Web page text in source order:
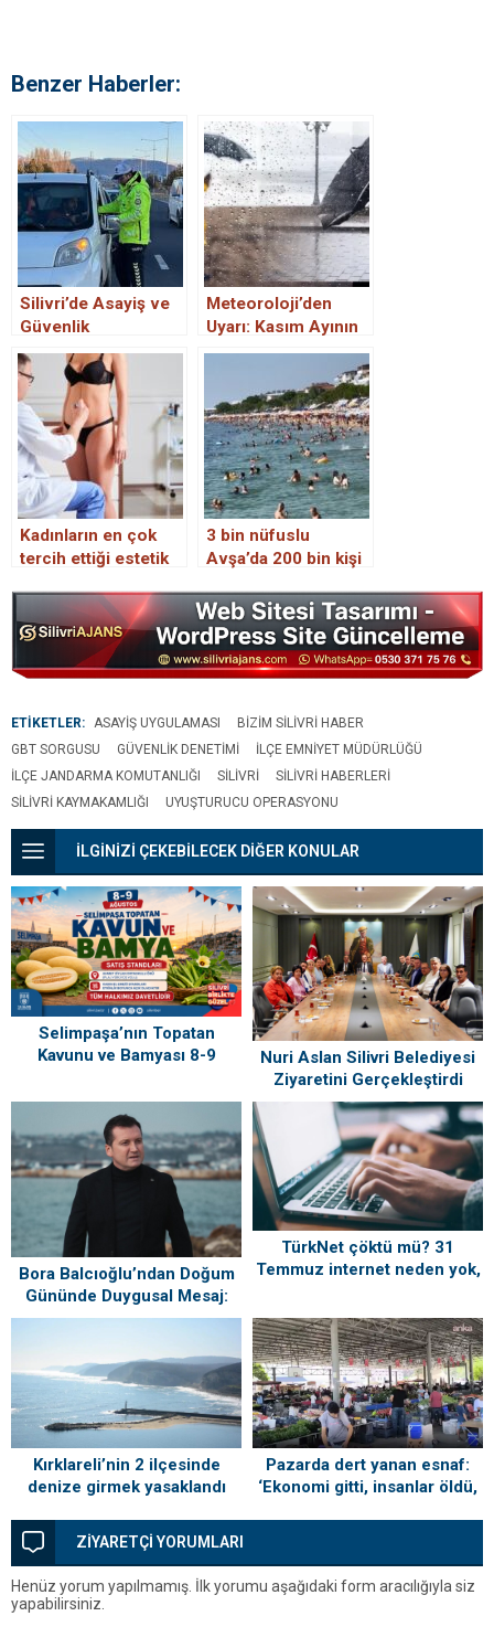
Benzer Haberler:
Silivri’de Asayiş ve
Güvenlik
Uygulamaları
Meteoroloji’den
Uyarı: Kasım Ayının
İlk Haftasında
Yağışlar Etkili Olacak
Kadınların en çok
tercih ettiği estetik
3 bin nüfuslu
Avşa’da 200 bin kişi
ETİKETLER: ASAYIŞ UYGULAMASI
BIZIM SILIVRI HABER
GBT SORGUSU
GÜVENLIK DENETIMI
İLÇE EMNIYET MÜDÜRLÜĞÜ
İLÇE JANDARMA KOMUTANLIĞI
SILIVRI
SILIVRI HABERLERI
SILIVRI KAYMAKAMLIĞI
UYUŞTURUCU OPERASYONU
İLGİNİZİ ÇEKEBİLECEK DİĞER KONULAR
Selimpaşa’nın Topatan
Kavunu ve Bamyası 8-9
Buluşuyor
Nuri Aslan Silivri Belediyesi
Ziyaretini Gerçekleştirdi
Bora Balcıoğlu’ndan Doğum
Gününde Duygusal Mesaj:
“Silivri’mi Çok Özlüyorum”
TürkNet çöktü mü? 31
Temmuz internet neden yok,
Kırklareli’nin 2 ilçesinde
denize girmek yasaklandı
Pazarda dert yanan esnaf:
‘Ekonomi gitti, insanlar öldü,
ZİYARETÇİ YORUMLARI
Henüz yorum yapılmamış. İlk yorumu aşağıdaki form aracılığıyla siz
yapabilirsiniz.